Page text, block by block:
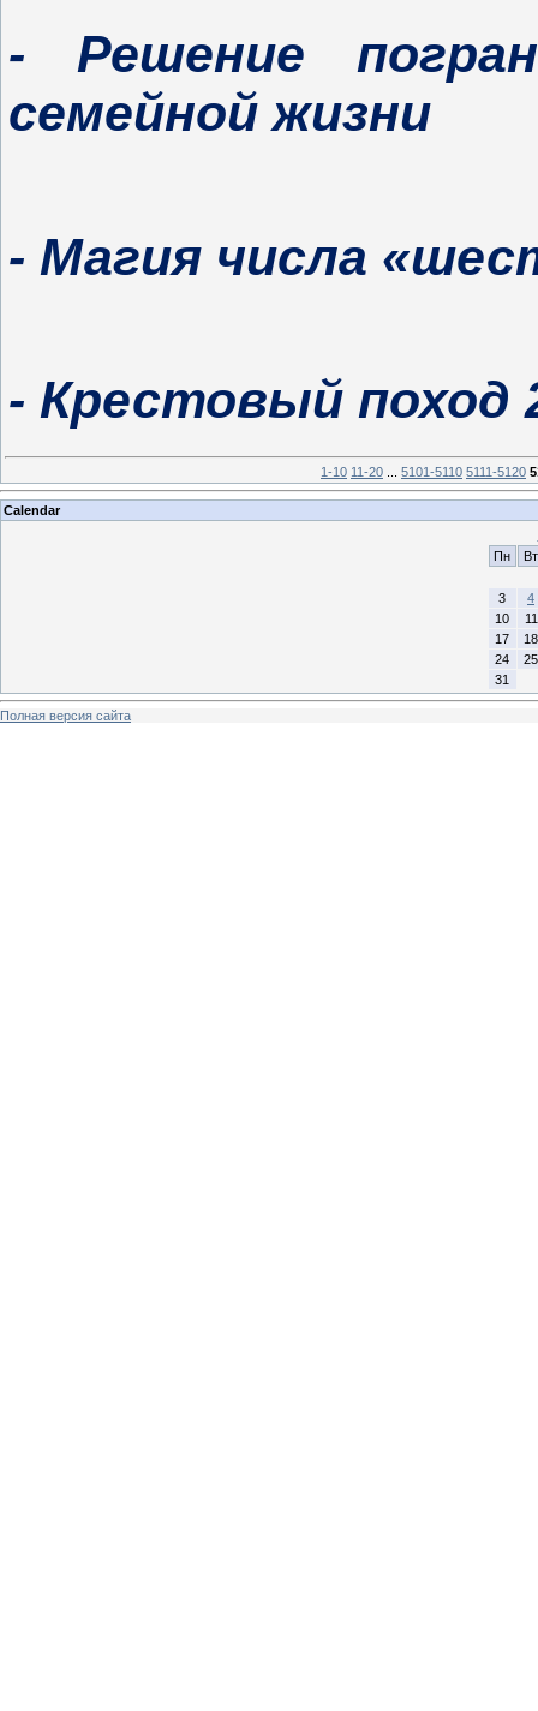
- Решение
семейной жизни
- Магия числа
- Крестовый поход
1-10 11-20 5101-5110 5111-5120
Calendar
Пн
Вт
3
4
10
11
17
18
24
25
31
Полная версия сайта